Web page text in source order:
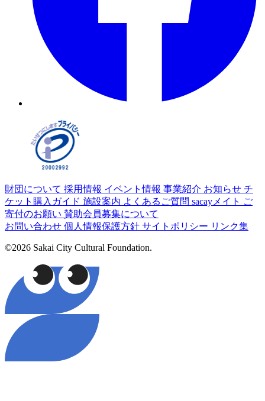
財団について 採用情報 イベント情報 事業紹介 お知らせ チ
ケット購入ガイド 施設案内 よくあるご質問 sacayメイト ご
寄付のお願い 賛助会員募集について
お問い合わせ 個人情報保護方針 サイトポリシー リンク集
©2026 Sakai City Cultural Foundation.